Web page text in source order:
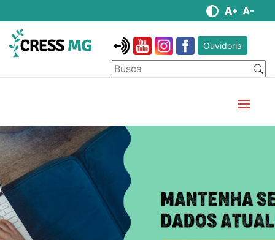
Ouvidoria